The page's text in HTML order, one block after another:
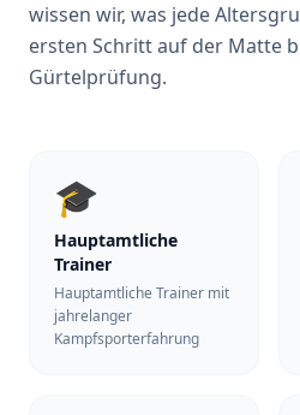
wissen wir, was jede
ersten Schritt auf der Matte
Gürtelprüfung.
🎓
Hauptamtliche
Trainer
Hauptamtliche Trainer mit
jahrelanger
Kampfsporterfahrung